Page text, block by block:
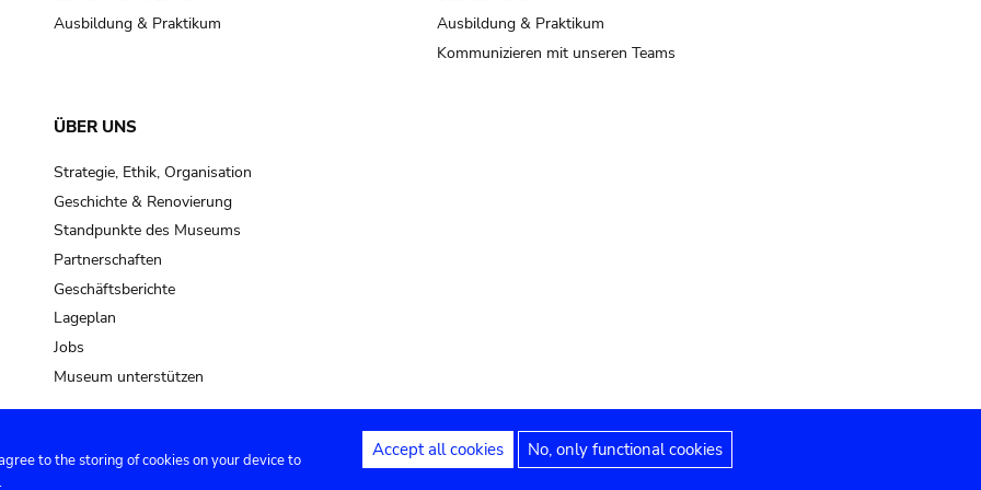
Ausbildung & Praktikum
Ausbildung & Praktikum
Kommunizieren mit unseren Teams
ÜBER UNS
Strategie, Ethik, Organisation
Geschichte & Renovierung
Standpunkte des Museums
Partnerschaften
Geschäftsberichte
Lageplan
Jobs
Museum unterstützen
Privacy settings Rechtliche Hinweise Erklärung zur Barrierefreiheit
to the storing of cookies on your device to
Accept all cookies No, only functional cookies